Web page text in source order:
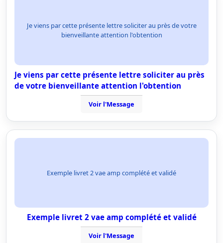
Je viens par cette présente lettre soliciter au près de votre
bienveillante attention l'obtention
Je viens par cette présente lettre soliciter au près
de votre bienveillante attention l'obtention
Voir l'Message
Exemple livret 2 vae amp complété et validé
Exemple livret 2 vae amp complété et validé
Voir l'Message